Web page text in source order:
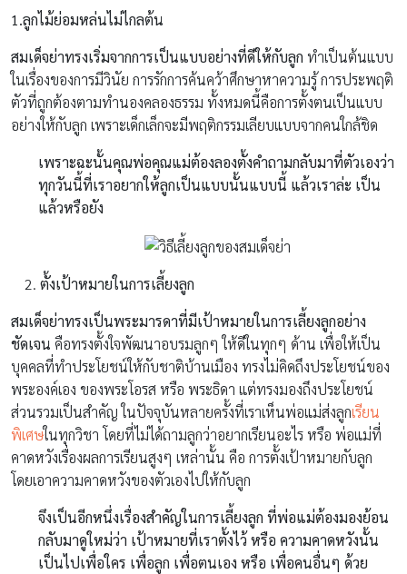
1.ลูกไม้ย่อมหล่นไม่ไกลต้น
สมเด็จย่าทรงเริ่มจากการเป็นแบบอย่างที่ดีให้กับลูก ทำเป็นต้นแบบ
ในเรื่องของการมีวินัย การรักการค้นคว้าศึกษาหาความรู้ การประพฤติ
ตัวที่ถูกต้องตามทำนองคลองธรรม ทั้งหมดนี้คือการตั้งตนเป็นแบบ
อย่างให้กับลูก เพราะเด็กเล็กจะมีพฤติกรรมเลียบแบบจากคนใกล้ชิด
เพราะฉะนั้นคุณพ่อคุณแม่ต้องลองตั้งคำถามกลับมาที่ตัวเองว่า
ทุกวันนี้ที่เราอยากให้ลูกเป็นแบบนั้นแบบนี้ แล้วเราล่ะ เป็น
แล้วหรือยัง
ตั้งเป้าหมายในการเลี้ยงลูก
สมเด็จย่าทรงเป็นพระมารดาที่มีเป้าหมายในการเลี้ยงลูกอย่าง
ชัดเจน คือทรงตั้งใจพัฒนาอบรมลูกๆ ให้ดีในทุกๆ ด้าน เพื่อให้เป็น
บุคคลที่ทำประโยชน์ให้กับชาติบ้านเมือง ทรงไม่คิดถึงประโยชน์ของ
พระองค์เอง ของพระโอรส หรือ พระธิดา แต่ทรงมองถึงประโยชน์
ส่วนรวมเป็นสำคัญ ในปัจจุบันหลายครั้งที่เราเห็นพ่อแม่ส่งลูกเรียน
พิเศษในทุกวิชา โดยที่ไม่ได้ถามลูกว่าอยากเรียนอะไร หรือ พ่อแม่ที่
คาดหวังเรื่องผลการเรียนสูงๆ เหล่านั้น คือ การตั้งเป้าหมายกับลูก
โดยเอาความคาดหวังของตัวเองไปให้กับลูก
จึงเป็นอีกหนึ่งเรื่องสำคัญในการเลี้ยงลูก ที่พ่อแม่ต้องมองย้อน
กลับมาดูใหม่ว่า เป้าหมายที่เราตั้งไว้ หรือ ความคาดหวังนั้น
เป็นไปเพื่อใคร เพื่อลูก เพื่อตนเอง หรือ เพื่อคนอื่นๆ ด้วย